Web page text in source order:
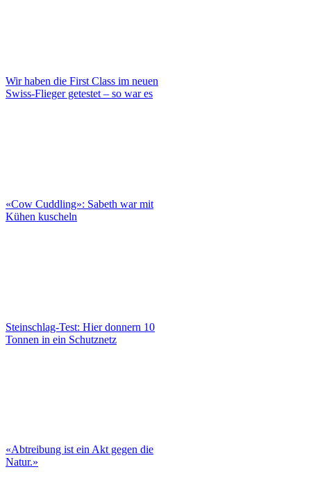
Wir haben die First Class im neuen
Swiss-Flieger getestet – so war es
«Cow Cuddling»: Sabeth war mit
Kühen kuscheln
Steinschlag-Test: Hier donnern 10
Tonnen in ein Schutznetz
«Abtreibung ist ein Akt gegen die
Natur.»